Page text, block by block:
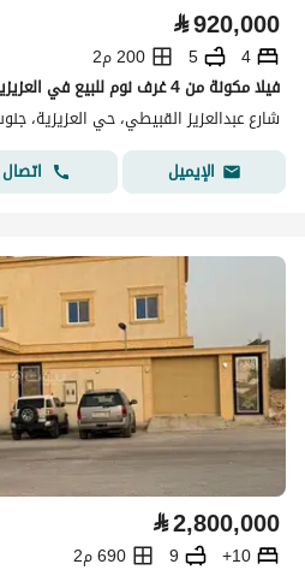
⃁920,000
4
5
200 م2
فيلا مكونة من 4 غرف نوم للبيع في العزيزية، الرياض
شارع عبدالعزيز القبيطي، حي العزيزية،
الإيميل
اتصال
⃁2,800,000
10+
9
690 م2